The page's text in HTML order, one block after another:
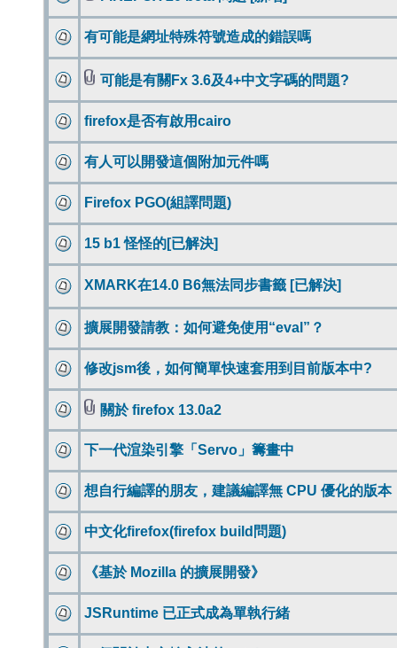
有可能是網址特殊符號造成的錯誤嗎
可能是有關Fx 3.6及4+中文字碼的問題?
firefox是否有啟用cairo
有人可以開發這個附加元件嗎
Firefox PGO(組譯問題)
15 b1 怪怪的[已解決]
XMARK在14.0 B6無法同步書籤 [已解決]
擴展開發請教：如何避免使用“eval”？
修改jsm後，如何簡單快速套用到目前版本中?
關於 firefox 13.0a2
下一代渲染引擎「Servo」籌畫中
想自行編譯的朋友，建議編譯無 CPU 優化的版本
中文化firefox(firefox build問題)
《基於 Mozilla 的擴展開發》
JSRuntime 已正式成為單執行緒